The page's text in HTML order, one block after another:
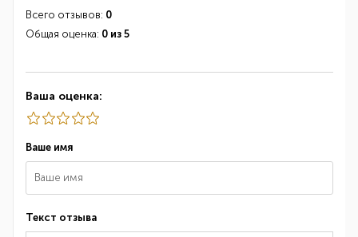
Всего отзывов: 0
Общая оценка: 0 из 5
Ваша оценка:
Ваше имя
Текст отзыва